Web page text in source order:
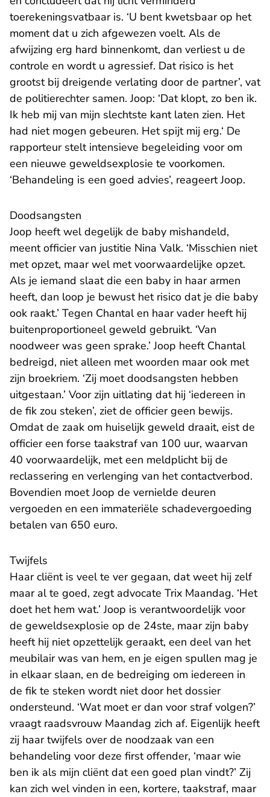
toerekeningsvatbaar is. ‘U bent kwetsbaar op het
moment dat u zich afgewezen voelt. Als de
afwijzing erg hard binnenkomt, dan verliest u de
controle en wordt u agressief. Dat risico is het
grootst bij dreigende verlating door de partner’, vat
de politierechter samen. Joop: ‘Dat klopt, zo ben ik.
Ik heb mij van mijn slechtste kant laten zien. Het
had niet mogen gebeuren. Het spijt mij erg.‘ De
rapporteur stelt intensieve begeleiding voor om
een nieuwe geweldsexplosie te voorkomen.
‘Behandeling is een goed advies’, reageert Joop.
Doodsangsten
Joop heeft wel degelijk de baby mishandeld,
meent officier van justitie Nina Valk. ‘Misschien niet
met opzet, maar wel met voorwaardelijke opzet.
Als je iemand slaat die een baby in haar armen
heeft, dan loop je bewust het risico dat je die baby
ook raakt.’ Tegen Chantal en haar vader heeft hij
buitenproportioneel geweld gebruikt. ‘Van
noodweer was geen sprake.’ Joop heeft Chantal
bedreigd, niet alleen met woorden maar ook met
zijn broekriem. ‘Zij moet doodsangsten hebben
uitgestaan.’ Voor zijn uitlating dat hij ‘iedereen in
de fik zou steken’, ziet de officier geen bewijs.
Omdat de zaak om huiselijk geweld draait, eist de
officier een forse taakstraf van 100 uur, waarvan
40 voorwaardelijk, met een meldplicht bij de
reclassering en verlenging van het contactverbod.
Bovendien moet Joop de vernielde deuren
vergoeden en een immateriële schadevergoeding
betalen van 650 euro.
Twijfels
Haar cliënt is veel te ver gegaan, dat weet hij zelf
maar al te goed, zegt advocate Trix Maandag. ‘Het
doet het hem wat.’ Joop is verantwoordelijk voor
de geweldsexplosie op de 24ste, maar zijn baby
heeft hij niet opzettelijk geraakt, een deel van het
meubilair was van hem, en je eigen spullen mag je
in elkaar slaan, en de bedreiging om iedereen in
de fik te steken wordt niet door het dossier
ondersteund. ‘Wat moet er dan voor straf volgen?’
vraagt raadsvrouw Maandag zich af. Eigenlijk heeft
zij haar twijfels over de noodzaak van een
behandeling voor deze first offender, ‘maar wie
ben ik als mijn cliënt dat een goed plan vindt?’ Zij
kan zich wel vinden in een, kortere, taakstraf, maar